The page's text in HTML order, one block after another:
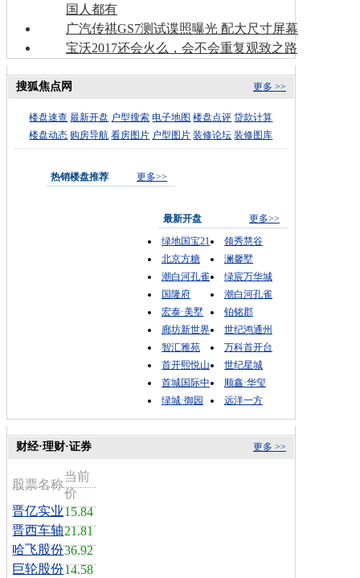
国人都有
广汽传祺GS7测试谍照曝光 配大尺寸屏幕
宝沃2017还会火么，会不会重复观致之路
更多 >>
搜狐焦点网
楼盘速查 最新开盘 户型搜索 电子地图 楼盘点评 贷款计算
楼盘动态 购房导航 看房图片 户型图片 装修论坛 装修图库
热销楼盘推荐 更多>>
最新开盘
更多>>
绿地国宝21
领秀慧谷
北京方糖
澜馨墅
潮白河孔雀
绿宸万华城
国隆府
潮白河孔雀
宏泰·美墅
铂铭郡
廊坊新世界
世纪鸿通州
智汇雅苑
万科首开台
首开熙悦山
世纪星城
首城国际中
顺鑫·华玺
绿城·御园
远洋一方
更多 >>
财经·理财·证券
股票名称
当前
价
晋亿实业15.84
晋西车轴21.81
哈飞股份36.92
巨轮股份14.58